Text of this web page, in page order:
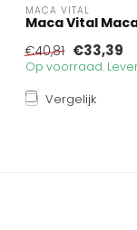
MACA VITAL
Maca Vital
€40,81 €33,39
Op voorraad.
Vergelijk